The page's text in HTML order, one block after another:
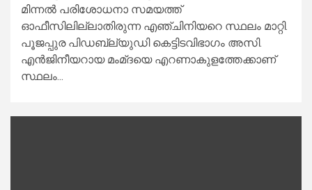
മിന്നല്‍ പരിശോധനാ സമയത്ത്
ഓഫീസിലില്ലാതിരുന്ന എഞ്ചിനിയറെ സ്ഥലം മാറ്റി.
പൂജപ്പുര പിഡബ്ല്യുഡി കെട്ടിടവിഭാഗം അസി.
എന്‍ജിനീയറായ മംമ്ദയെ എറണാകുളത്തേക്കാണ്
സ്ഥലം...